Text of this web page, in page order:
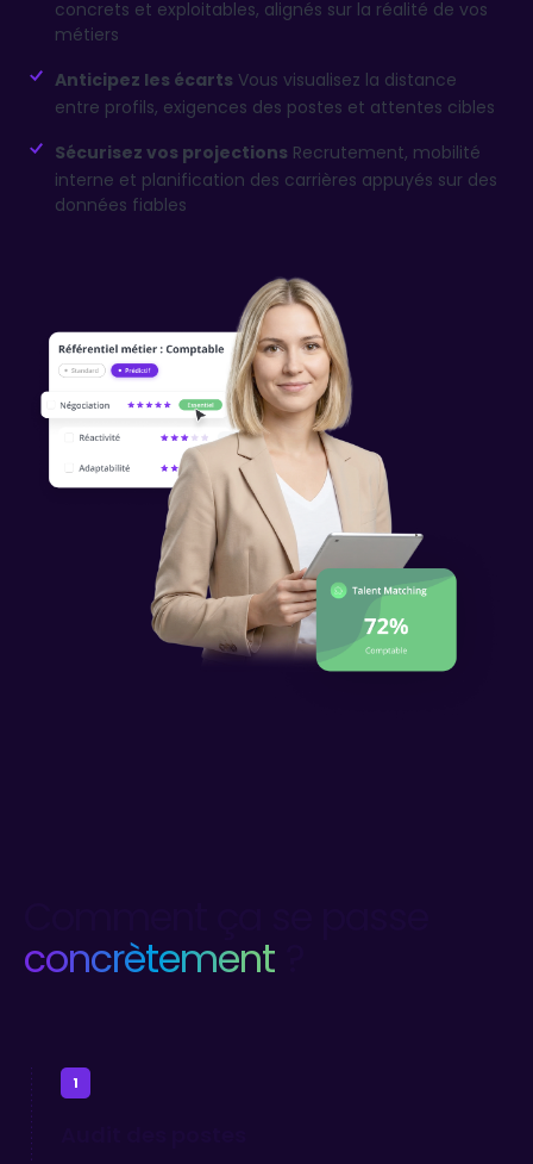
concrets et exploitables, alignés sur la réalité de vos
métiers
Anticipez les écarts Vous visualisez la distance
entre profils, exigences des postes et attentes cibles
Sécurisez vos projections Recrutement, mobilité
interne et planification des carrières appuyés sur des
données fiables
concrètement
1